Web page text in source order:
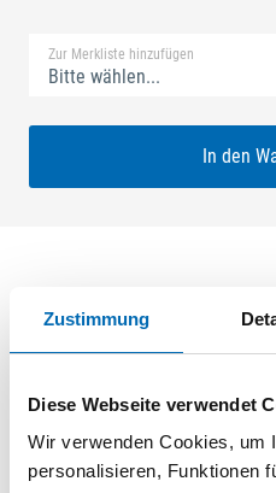
Zustimmung
Diese Webseite verwendet
Wir verwenden Cookies, um
personalisieren, Funktionen
Zur Merkliste hinzufügen
Bitte wählen...
In den
Produktbeschreibung
890mm U-Stulp 24x6x6x2,5mm
vorgerichtet A-Öffner: optional